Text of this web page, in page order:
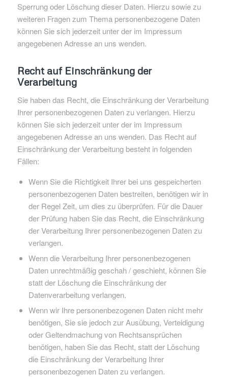
Sperrung oder Löschung dieser Daten. Hierzu sowie zu
weiteren Fragen zum Thema personenbezogene Daten
können Sie sich jederzeit unter der im Impressum
angegebenen Adresse an uns wenden.
Recht auf Einschränkung der
Verarbeitung
Sie haben das Recht, die Einschränkung der Verarbeitung
Ihrer personenbezogenen Daten zu verlangen. Hierzu
können Sie sich jederzeit unter der im Impressum
angegebenen Adresse an uns wenden. Das Recht auf
Einschränkung der Verarbeitung besteht in folgenden
Fällen:
Wenn Sie die Richtigkeit Ihrer bei uns gespeicherten
personenbezogenen Daten bestreiten, benötigen wir in
der Regel Zeit, um dies zu überprüfen. Für die Dauer
der Prüfung haben Sie das Recht, die Einschränkung
der Verarbeitung Ihrer personenbezogenen Daten zu
verlangen.
Wenn die Verarbeitung Ihrer personenbezogenen
Daten unrechtmäßig geschah / geschieht, können Sie
statt der Löschung die Einschränkung der
Datenverarbeitung verlangen.
Wenn wir Ihre personenbezogenen Daten nicht mehr
benötigen, Sie sie jedoch zur Ausübung, Verteidigung
oder Geltendmachung von Rechtsansprüchen
benötigen, haben Sie das Recht, statt der Löschung
die Einschränkung der Verarbeitung Ihrer
personenbezogenen Daten zu verlangen.